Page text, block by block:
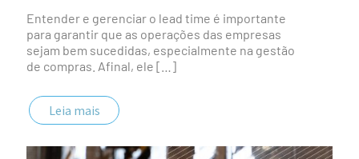
Entender e gerenciar o lead time é importante
para garantir que as operações das empresas
sejam bem sucedidas, especialmente na gestão
de compras. Afinal, ele […]
Leia mais